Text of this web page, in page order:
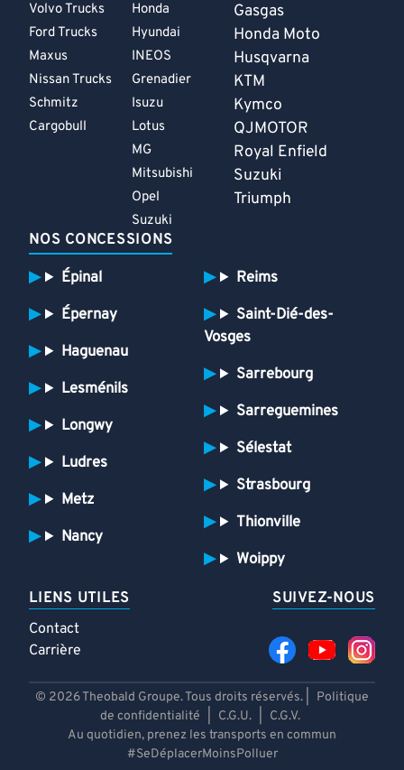
Volvo Trucks
Ford Trucks
Maxus
Nissan Trucks
Schmitz
Cargobull
Honda
Hyundai
INEOS
Grenadier
Isuzu
Lotus
MG
Mitsubishi
Opel
Suzuki
Gasgas
Honda Moto
Husqvarna
KTM
Kymco
QJMOTOR
Royal Enfield
Suzuki
Triumph
NOS CONCESSIONS
Épinal
Épernay
Haguenau
Lesménils
Longwy
Ludres
Metz
Nancy
Reims
Saint-Dié-des-
Vosges
Sarrebourg
Sarreguemines
Sélestat
Strasbourg
Thionville
Woippy
LIENS UTILES
Contact
Carrière
SUIVEZ-NOUS
© 2026 Theobald Groupe. Tous droits réservés. |
Politique
de confidentialité
C.G.U.
C.G.V.
Au quotidien, prenez les transports en commun
#SeDéplacerMoinsPolluer